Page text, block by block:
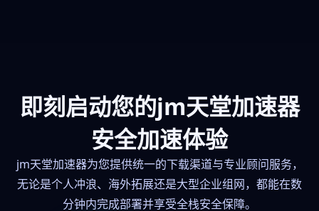
即刻启动您的jm天堂加速器
安全加速体验
jm天堂加速器为您提供统一的下载渠道与专业顾问服务，
无论是个人冲浪、海外拓展还是大型企业组网，都能在数
分钟内完成部署并享受全栈安全保障。